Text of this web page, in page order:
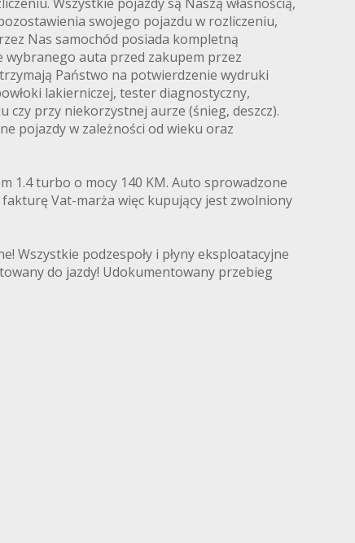
swojego pojazdu w rozliczeniu,
Nas samochód posiada kompletną
wybranego auta przed zakupem przez
Państwo na potwierdzenie wydruki
lakierniczej, tester diagnostyczny,
przy niekorzystnej aurze (śnieg, deszcz).
pojazdy w zależności od wieku oraz
1.4 turbo o mocy 140 KM. Auto sprowadzone
Vat-marża więc kupujący jest zwolniony
Wszystkie podzespoły i płyny eksploatacyjne
do jazdy! Udokumentowany przebieg